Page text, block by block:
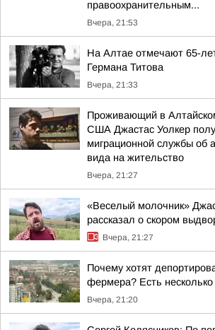
правоохранительным...
Вчера, 21:53
На Алтае отмечают 65-
Германа Титова
Вчера, 21:33
Проживающий в
США Джастас Уолкер
миграционной службы об
вида на жительство
Вчера, 21:27
«Веселый молочник»
рассказал о скором
Вчера, 21:27
Почему хотят
фермера? Есть
Вчера, 21:20